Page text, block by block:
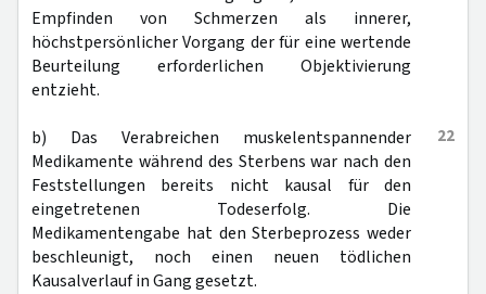
Empfinden von Schmerzen als innerer,
höchstpersönlicher Vorgang der für eine wertende
Beurteilung erforderlichen Objektivierung
entzieht.
22
b) Das Verabreichen muskelentspannender
Medikamente während des Sterbens war nach den
Feststellungen bereits nicht kausal für den
eingetretenen Todeserfolg. Die
Medikamentengabe hat den Sterbeprozess weder
beschleunigt, noch einen neuen tödlichen
Kausalverlauf in Gang gesetzt.